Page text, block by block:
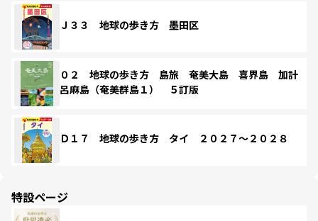
Ｊ３３ 地球の歩き方 墨田区
０２ 地球の歩き方 島旅 奄美大島 喜界島 加計
呂麻島（奄美群島１） ５訂版
Ｄ１７ 地球の歩き方 タイ ２０２７～２０２８
特設ページ